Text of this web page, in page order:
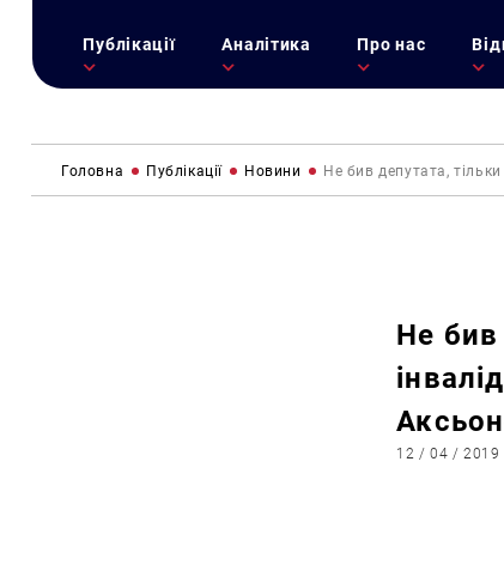
Публікації Аналітика Про нас
Головна Публікації Новини Не бив депутата,
Не бив
12 / 04 / 2019